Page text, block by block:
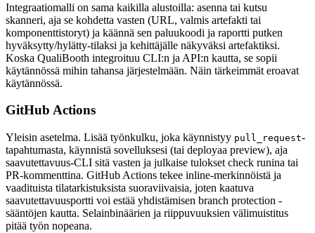
Integraatiomalli on sama kaikilla alustoilla: asenna tai kutsu
skanneri, aja se kohdetta vasten (URL, valmis artefakti tai
komponenttistoryt) ja käännä sen paluukoodi ja raportti putken
hyväksytty/hylätty-tilaksi ja kehittäjälle näkyväksi artefaktiksi.
Koska QualiBooth integroituu CLI:n ja API:n kautta, se sopii
käytännössä mihin tahansa järjestelmään. Näin tärkeimmät eroavat
käytännössä.
GitHub Actions
Yleisin asetelma. Lisää työnkulku, joka käynnistyy pull_request-
tapahtumasta, käynnistä sovelluksesi (tai deployaa preview), aja
saavutettavuus-CLI sitä vasten ja julkaise tulokset check runina tai
PR-kommenttina. GitHub Actions tekee inline-merkinnöistä ja
vaadituista tilatarkistuksista suoraviivaisia, joten kaatuva
saavutettavuusportti voi estää yhdistämisen branch protection -
sääntöjen kautta. Selainbinäärien ja riippuvuuksien välimuistitus
pitää työn nopeana.